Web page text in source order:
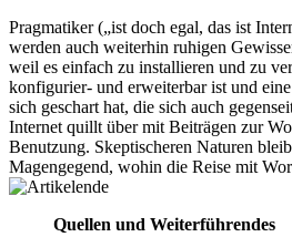
Pragmatiker („ist doch egal, das ist
werden auch weiterhin ruhigen
weil es einfach zu installieren und zu
konfigurier- und erweiterbar ist und
sich geschart hat, die sich auch
Internet quillt über mit Beiträgen zur
Benutzung. Skeptischeren Naturen
Magengegend, wohin die Reise mit
Quellen und Weiterführendes